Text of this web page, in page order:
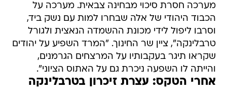
מערכה חסרת סיכוי מבחינה צבאית. מערכה על
הכבוד היהודי של אלה שבחרו למות עם נשק ביד,
וסרבו ליפול לידי מכונת ההשמדה הנאצית ולגורל
טרבלינקה", ציין שר החינוך. "המרד השפיע על יהודים
שקראו תיגר בעקבותיו על המרצחים הגרמנים,
והייתה לו השפעה ניכרת גם על האתוס הציוני".
אחרי הטקס: עצרת זיכרון בטרבלינקה